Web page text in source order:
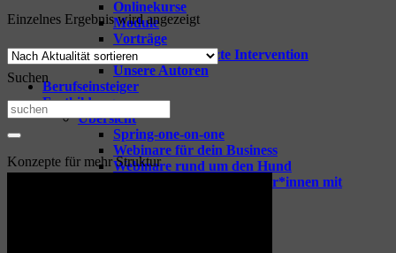
Onlinekurse
Module
Vorträge
TGI – Tiergestützte Intervention
Unsere Autoren
Berufseinsteiger
Fortbildungen
Übersicht
Spring-one-on-one
Webinare für dein Business
Webinare rund um den Hund
Coaching für Hundetrainer*innen mit
Einzelnes Ergebnis wird angezeigt
Suchen
Suchen
nach:
Konzepte für mehr Struktur